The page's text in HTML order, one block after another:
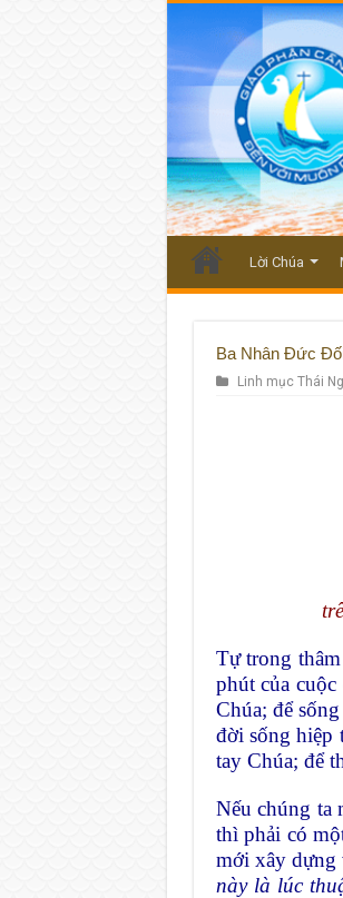
Lời Chúa
Ba Nhân Đức
Linh mục Thái
Tự trong
phút của
Chúa; để
đời sống hiệp
tay Chúa; để
Nếu chúng ta
thì phải có
mới xây dựng
này là lúc